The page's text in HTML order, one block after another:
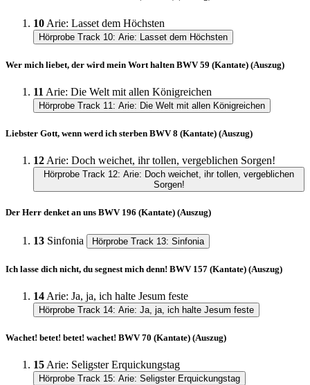
10 Arie: Lasset dem Höchsten
Hörprobe Track 10: Arie: Lasset dem Höchsten
Wer mich liebet, der wird mein Wort halten BWV 59 (Kantate) (Auszug)
11 Arie: Die Welt mit allen Königreichen
Hörprobe Track 11: Arie: Die Welt mit allen Königreichen
Liebster Gott, wenn werd ich sterben BWV 8 (Kantate) (Auszug)
12 Arie: Doch weichet, ihr tollen, vergeblichen Sorgen!
Hörprobe Track 12: Arie: Doch weichet, ihr tollen, vergeblichen
Sorgen!
Der Herr denket an uns BWV 196 (Kantate) (Auszug)
13 Sinfonia Hörprobe Track 13: Sinfonia
Ich lasse dich nicht, du segnest mich denn! BWV 157 (Kantate) (Auszug)
14 Arie: Ja, ja, ich halte Jesum feste
Hörprobe Track 14: Arie: Ja, ja, ich halte Jesum feste
Wachet! betet! betet! wachet! BWV 70 (Kantate) (Auszug)
15 Arie: Seligster Erquickungstag
Hörprobe Track 15: Arie: Seligster Erquickungstag